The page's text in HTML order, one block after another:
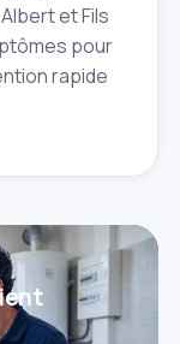
et Fils
pour
rapide